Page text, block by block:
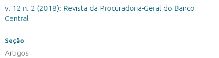
v. 12 n. 2 (2018): Revista da Procuradoria-Geral do Banco
Central
Seção
Artigos